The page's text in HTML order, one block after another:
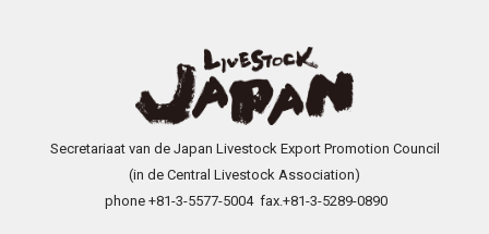
Secretariaat van de Japan Livestock Export Promotion Council
(in de Central Livestock Association)
phone +81-3-5577-5004 fax.+81-3-5289-0890